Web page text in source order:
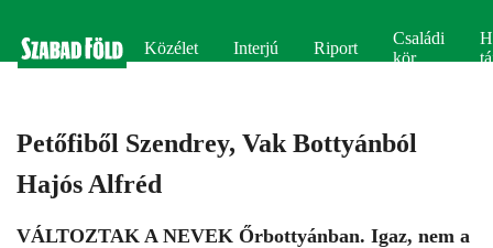
Közélet Interjú Riport
Családi
kör
Petőfiből Szendrey, Vak Bottyánból
Hajós Alfréd
VÁLTOZTAK A NEVEK Őrbottyánban. Igaz, nem a